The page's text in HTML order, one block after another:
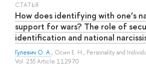
СТАТЬЯ
How does identifying with one’s
support for wars? The role of
identification and national
Гулевич О. А., Осин Е. Н., Personality and
Vol. 235 Article 112970